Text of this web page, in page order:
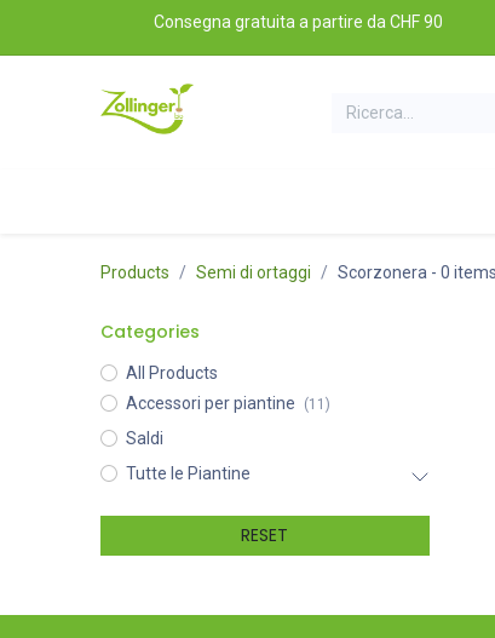
Passa al contenutoConsegna gratuita a partire da CHF 90
Products Semi di ortaggi Scorzonera - 0 items
Categories
All Products
Accessori per piantine
(11)
Saldi
Tutte le Piantine
RESET